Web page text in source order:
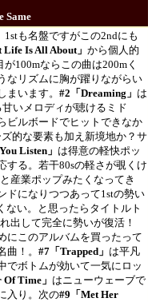
Same
も名盤ですがこの2ndにも
Is All About」 から個人的
100mならこの曲は200mく
なリズムに胸が躍りながらい
います。 #2「Dreaming」 は
いメロディが聴けるミド
ルボードでヒットできなか
的な要素も加え新境地か？サ
Listen」 は得意の軽快ポッ
する。若干80sの軽さが覗くけ
産業ポップみたくなってき
ドになりつつあって1stの勢い
ない。と思ったらタイトルト
出して完全に勢いが復活！
にこのアルバムを買ったって
！。 #7「Trapped」 は平凡
でボトムが効いて一気にロッ
Time」 はニューウェーブで
入り。次の#9「Met Her